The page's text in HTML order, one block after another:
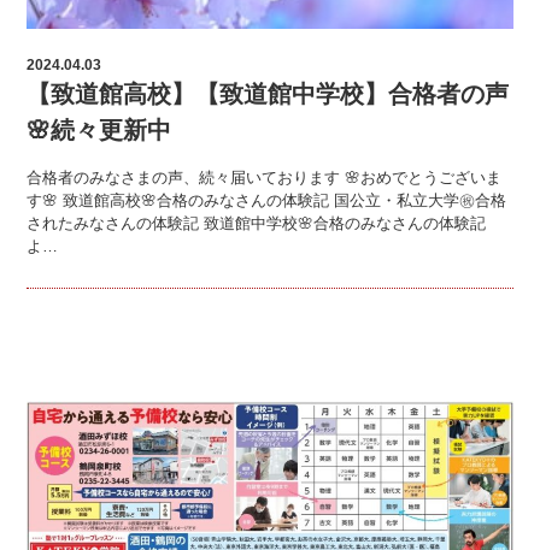
2024.04.03
【致道館高校】【致道館中学校】合格者の声
🌸続々更新中
合格者のみなさまの声、続々届いております 🌸おめでとうございま
す🌸 致道館高校🌸合格のみなさんの体験記 国公立・私立大学㊗合格
されたみなさんの体験記 致道館中学校🌸合格のみなさんの体験記
よ…